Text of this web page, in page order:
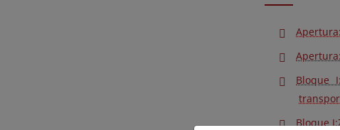
Bloque
Bloque